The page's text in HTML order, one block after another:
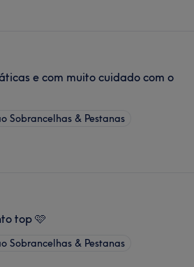
e com muito cuidado com o
Sobrancelhas & Pestanas
top 🩷
Sobrancelhas & Pestanas